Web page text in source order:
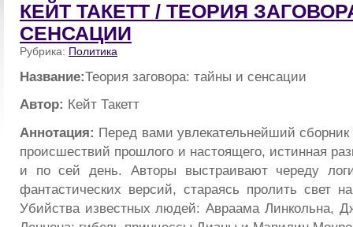
КЕЙТ ТАКЕТТ / ТЕОРИЯ
СЕНСАЦИИ
Рубрика: Политика
Название:Теория заговора: тайны и сенсации
Автор: Кейт Такетт
Аннотация: Перед вами увлекательнейший
происшествий прошлого и настоящего, истинная
и по сей день. Авторы выстраивают череду
фантастических версий, стараясь пролить свет
Убийства известных людей: Авраама Линкольна,